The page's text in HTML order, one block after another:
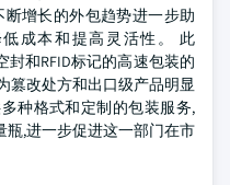
断增长的外包趋势进一步助
成本和提高灵活性。 此
封和RFID标记的高速包装的
篡改处方和出口级产品明显
种格式和定制的包装服务,
瓶,进一步促进这一部门在市